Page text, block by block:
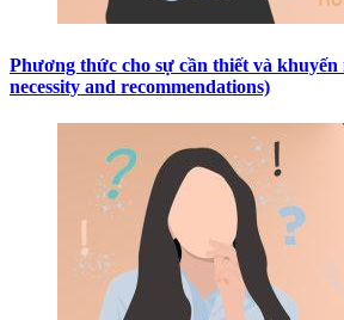
Phương thức cho sự cần thiết và khuyến
necessity and recommendations)